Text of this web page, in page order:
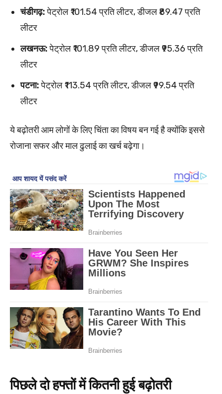
चंडीगढ़:पेट्रोल ₹101.54 प्रति लीटर, डीजल ₹89.47 प्रति
लीटर
लखनऊ:पेट्रोल ₹101.89 प्रति लीटर, डीजल ₹95.36 प्रति
लीटर
पटना:पेट्रोल ₹113.54 प्रति लीटर, डीजल ₹99.54 प्रति
लीटर
ये बढ़ोतरी आम लोगों के लिए चिंता का विषय बन गई है क्योंकि इससे
रोजाना सफर और माल ढुलाई का खर्च बढ़ेगा।
पिछले दो हफ्तों में कितनी हुई बढ़ोतरी